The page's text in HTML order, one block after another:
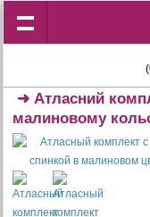
➜Атласний
малиновому